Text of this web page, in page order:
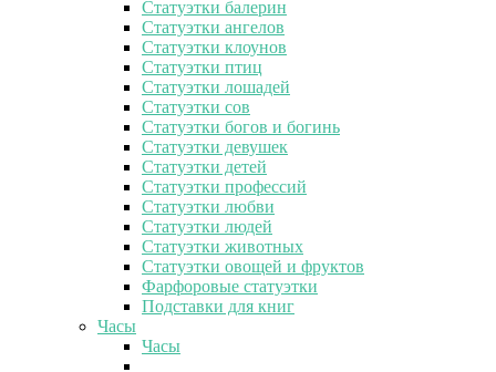
Статуэтки балерин
Статуэтки ангелов
Статуэтки клоунов
Статуэтки птиц
Статуэтки лошадей
Статуэтки сов
Статуэтки богов и богинь
Статуэтки девушек
Статуэтки детей
Статуэтки профессий
Статуэтки любви
Статуэтки людей
Статуэтки животных
Статуэтки овощей и фруктов
Фарфоровые статуэтки
Подставки для книг
Часы
Часы